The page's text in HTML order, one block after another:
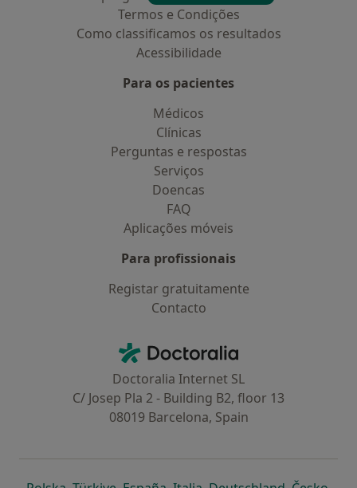
Termos e Condições
Como classificamos os resultados
Acessibilidade
Para os pacientes
Médicos
Clínicas
Perguntas e respostas
Serviços
Doencas
FAQ
Aplicações móveis
Para profissionais
Registar gratuitamente
Contacto
Doctoralia - Homepage
Doctoralia Internet SL
C/ Josep Pla 2 - Building B2, floor 13
08019 Barcelona, Spain